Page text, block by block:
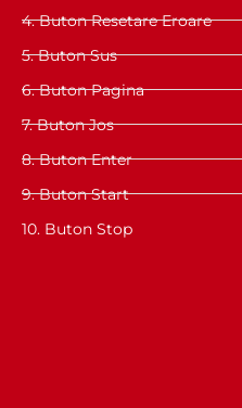
4. Buton Resetare Eroare
5. Buton Sus
6. Buton Pagina
7. Buton Jos
8. Buton Enter
9. Buton Start
10. Buton Stop